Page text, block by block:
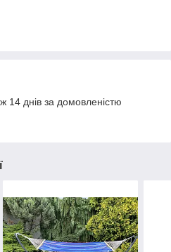
14 днів за домовленістю